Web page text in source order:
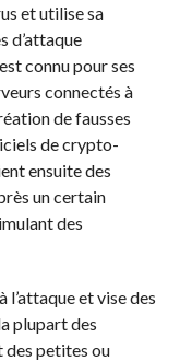
et utilise sa
d’attaque
connu pour ses
connectés à
de fausses
de crypto-
ensuite des
un certain
des
l’attaque et vise des
plupart des
petites ou